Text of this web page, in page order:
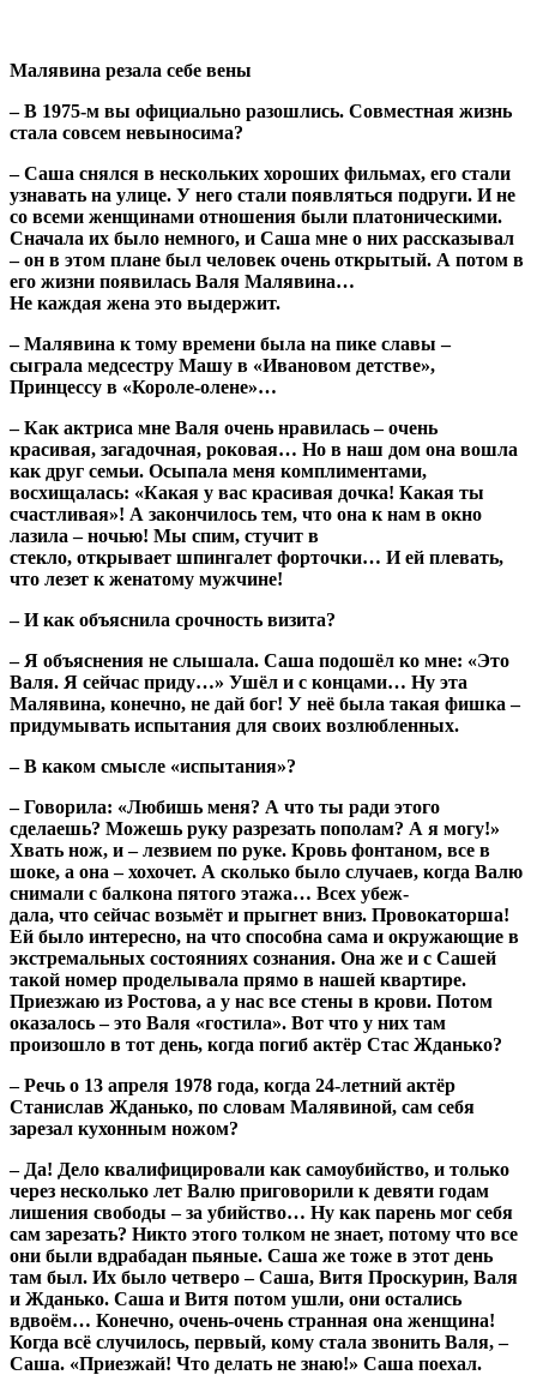
Малявина резала себе вены
– В 1975-м вы официально разошлись. Совместная жизнь
стала совсем невыносима?
– Саша снялся в нескольких хороших фильмах, его стали
узнавать на улице. У него стали появляться подруги. И не
со всеми женщинами отношения были платоническими.
Сначала их было немного, и Саша мне о них рассказывал
– он в этом плане был человек очень открытый. А потом в
его жизни появилась Валя Малявина…
Не каждая жена это выдержит.
– Малявина к тому времени была на пике славы –
сыграла медсестру Машу в «Ивановом детстве»,
Принцессу в «Короле-олене»…
– Как актриса мне Валя очень нравилась – очень
красивая, загадочная, роковая… Но в наш дом она вошла
как друг семьи. Осыпала меня комплиментами,
восхищалась: «Какая у вас красивая дочка! Какая ты
счастливая»! А закончилось тем, что она к нам в окно
лазила – ночью! Мы спим, стучит в
стекло, открывает шпингалет форточки… И ей плевать,
что лезет к женатому мужчине!
– И как объяснила срочность визита?
– Я объяснения не слышала. Саша подошёл ко мне: «Это
Валя. Я сейчас приду…» Ушёл и с концами… Ну эта
Малявина, конечно, не дай бог! У неё была такая фишка –
придумывать испытания для своих возлюбленных.
– В каком смысле «испытания»?
– Говорила: «Любишь меня? А что ты ради этого
сделаешь? Можешь руку разрезать пополам? А я могу!»
Хвать нож, и – лезвием по руке. Кровь фонтаном, все в
шоке, а она – хохочет. А сколько было случаев, когда Валю
снимали с балкона пятого этажа… Всех убеж-
дала, что сейчас возьмёт и прыгнет вниз. Провокаторша!
Ей было интересно, на что способна сама и окружающие в
экстремальных состояниях сознания. Она же и с Сашей
такой номер проделывала прямо в нашей квартире.
Приезжаю из Ростова, а у нас все стены в крови. Потом
оказалось – это Валя «гостила». Вот что у них там
произошло в тот день, когда погиб актёр Стас Жданько?
– Речь о 13 апреля 1978 года, когда 24-летний актёр
Станислав Жданько, по словам Малявиной, сам себя
зарезал кухонным ножом?
– Да! Дело квалифицировали как самоубийство, и только
через несколько лет Валю приговорили к девяти годам
лишения свободы – за убийство… Ну как парень мог себя
сам зарезать? Никто этого толком не знает, потому что все
они были вдрабадан пьяные. Саша же тоже в этот день
там был. Их было четверо – Саша, Витя Проскурин, Валя
и Жданько. Саша и Витя потом ушли, они остались
вдвоём… Конечно, очень-очень странная она женщина!
Когда всё случилось, первый, кому стала звонить Валя, –
Саша. «Приезжай! Что делать не знаю!» Саша поехал.